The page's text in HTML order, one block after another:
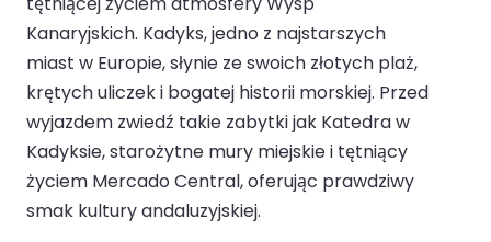
Kanaryjskich. Kadyks, jedno z najstarszych
miast w Europie, słynie ze swoich złotych plaż,
krętych uliczek i bogatej historii morskiej. Przed
wyjazdem zwiedź takie zabytki jak Katedra w
Kadyksie, starożytne mury miejskie i tętniący
życiem Mercado Central, oferując prawdziwy
smak kultury andaluzyjskiej.